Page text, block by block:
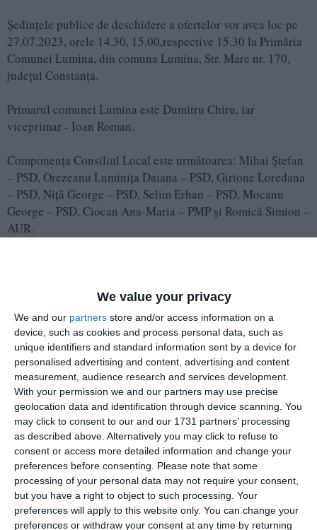
We value your privacy
We and our partners store and/or access information on a
device, such as cookies and process personal data, such as
unique identifiers and standard information sent by a device for
personalised advertising and content, advertising and content
measurement, audience research and services development.
With your permission we and our partners may use precise
geolocation data and identification through device scanning. You
may click to consent to our and our 1731 partners’ processing
as described above. Alternatively you may click to refuse to
consent or access more detailed information and change your
preferences before consenting.
Please note that some
processing of your personal data may not require your consent,
but you have a right to object to such processing. Your
preferences will apply to this website only. You can change your
preferences or withdraw your consent at any time by returning
Ședinţele publice de deschidere a ofertelor vor avea loc pe
27.07.2023, orele 14.30, 15.00,respective 15.30 la Primăria
Comunei Lumina, din comuna Lumina, Str. Mare nr. 170,
judeţul Constanţa.
Primarul comunei Lumina este Dumitru Chiru, iar
viceprimar - Ioan Roman.
Componența Consiliul Local este următoarea: Mihai Ștefan
– PSD, Orezeanu Luminița Daiana – PSD, Girtone Loredana
– PSD, Niță George – PSD, Selim Erhan – PSD, Mocanu
George – PSD, Ciocan Ana-Maria – PMP și Romică Simion –
AUR.
PRECIZĂRI: